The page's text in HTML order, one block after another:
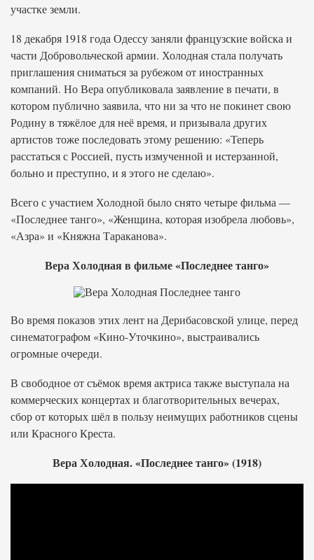
участке земли.
18 декабря 1918 года Одессу заняли французские войска и
части Добровольческой армии. Холодная стала получать
приглашения сниматься за рубежом от иностранных
компаний. Но Вера опубликовала заявление в печати, в
котором публично заявила, что ни за что не покинет свою
Родину в тяжёлое для неё время, и призывала других
артистов тоже последовать этому решению: «Теперь
расстаться с Россией, пусть измученной и истерзанной,
больно и преступно, и я этого не сделаю».
Всего с участием Холодной было снято четыре фильма —
«Последнее танго», «Женщина, которая изобрела любовь»,
«Азра» и «Княжна Тараканова».
Вера Холодная в фильме «Последнее танго»
Во время показов этих лент на Дерибасовской улице, перед
синематографом «Кино-Уточкино», выстраивались
огромные очереди.
В свободное от съёмок время актриса также выступала на
коммерческих концертах и благотворительных вечерах,
сбор от которых шёл в пользу неимущих работников сцены
или Красного Креста.
Вера Холодная. «Последнее танго» (1918)